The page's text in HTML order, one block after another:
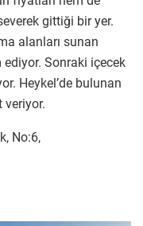
gittiği bir yer.
alanları sunan
Sonraki içecek
Heykel’de bulunan
veriyor.
No:6,